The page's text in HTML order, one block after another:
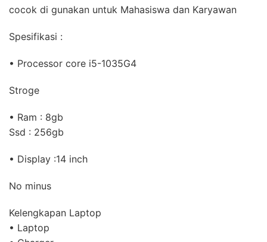
cocok di gunakan untuk Mahasiswa dan Karyawan
Spesifikasi :
• Processor core i5-1035G4
Stroge
• Ram : 8gb
Ssd : 256gb
• Display :14 inch
No minus
Kelengkapan Laptop
• Laptop